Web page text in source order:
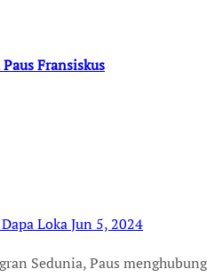
Fransiskus
LokaJun 5, 2024